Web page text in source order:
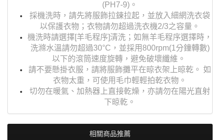
(PH7-9)。
採機洗時，請先將服飾拉鍊拉起，並放入細網洗衣袋
以保護衣物；衣物請勿超過洗衣機2/3之容量。
機洗時請選擇[羊毛程序]清洗；如無羊毛程序選擇時，
洗滌水溫請勿超過30°C，並採用800rpm(1分鐘轉數)
以下的滾筒速度旋轉，避免破壞纖維。
請不要懸掛衣服，請將服飾攤平在晾衣架上晾乾。 如
衣物太重，可使用毛巾輕輕拍乾衣物。
切勿在暖氣、加熱器上直接乾燥，亦請勿在陽光直射
下晾乾。
相關商品推薦